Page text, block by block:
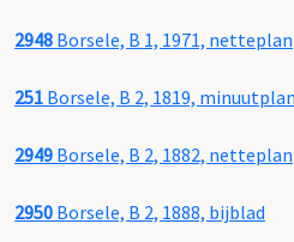
2948 Borsele, B 1, 1971, netteplan
251 Borsele, B 2, 1819, minuutplan
2949 Borsele, B 2, 1882, netteplan
2950 Borsele, B 2, 1888, bijblad